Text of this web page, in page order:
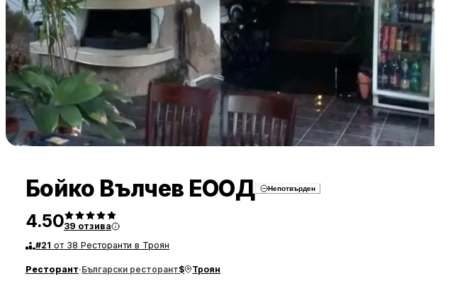
Бойко Вълчев ЕООД Непотвърден
4.5039 отзива
#21 от 38 Ресторанти в Троян
Ресторант·Български ресторант$ Троян